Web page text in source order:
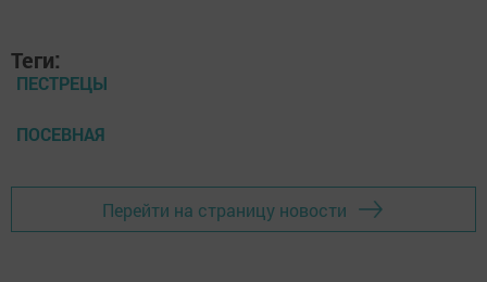
Теги:
ПЕСТРЕЦЫ
ПОСЕВНАЯ
Перейти на страницу новости